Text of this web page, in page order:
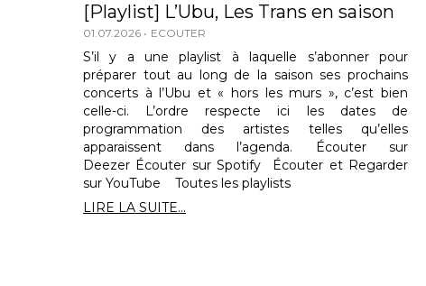
[Playlist] L’Ubu, Les Trans en saison
01.07.2026 ECOUTER
S’il y a une playlist à laquelle s’abonner pour
préparer tout au long de la saison ses prochains
concerts à l’Ubu et « hors les murs », c’est bien
celle-ci. L’ordre respecte ici les dates de
programmation des artistes telles qu’elles
apparaissent dans l’agenda. Écouter sur
Deezer Écouter sur Spotify Écouter et Regarder
sur YouTube Toutes les playlists
LIRE LA SUITE...